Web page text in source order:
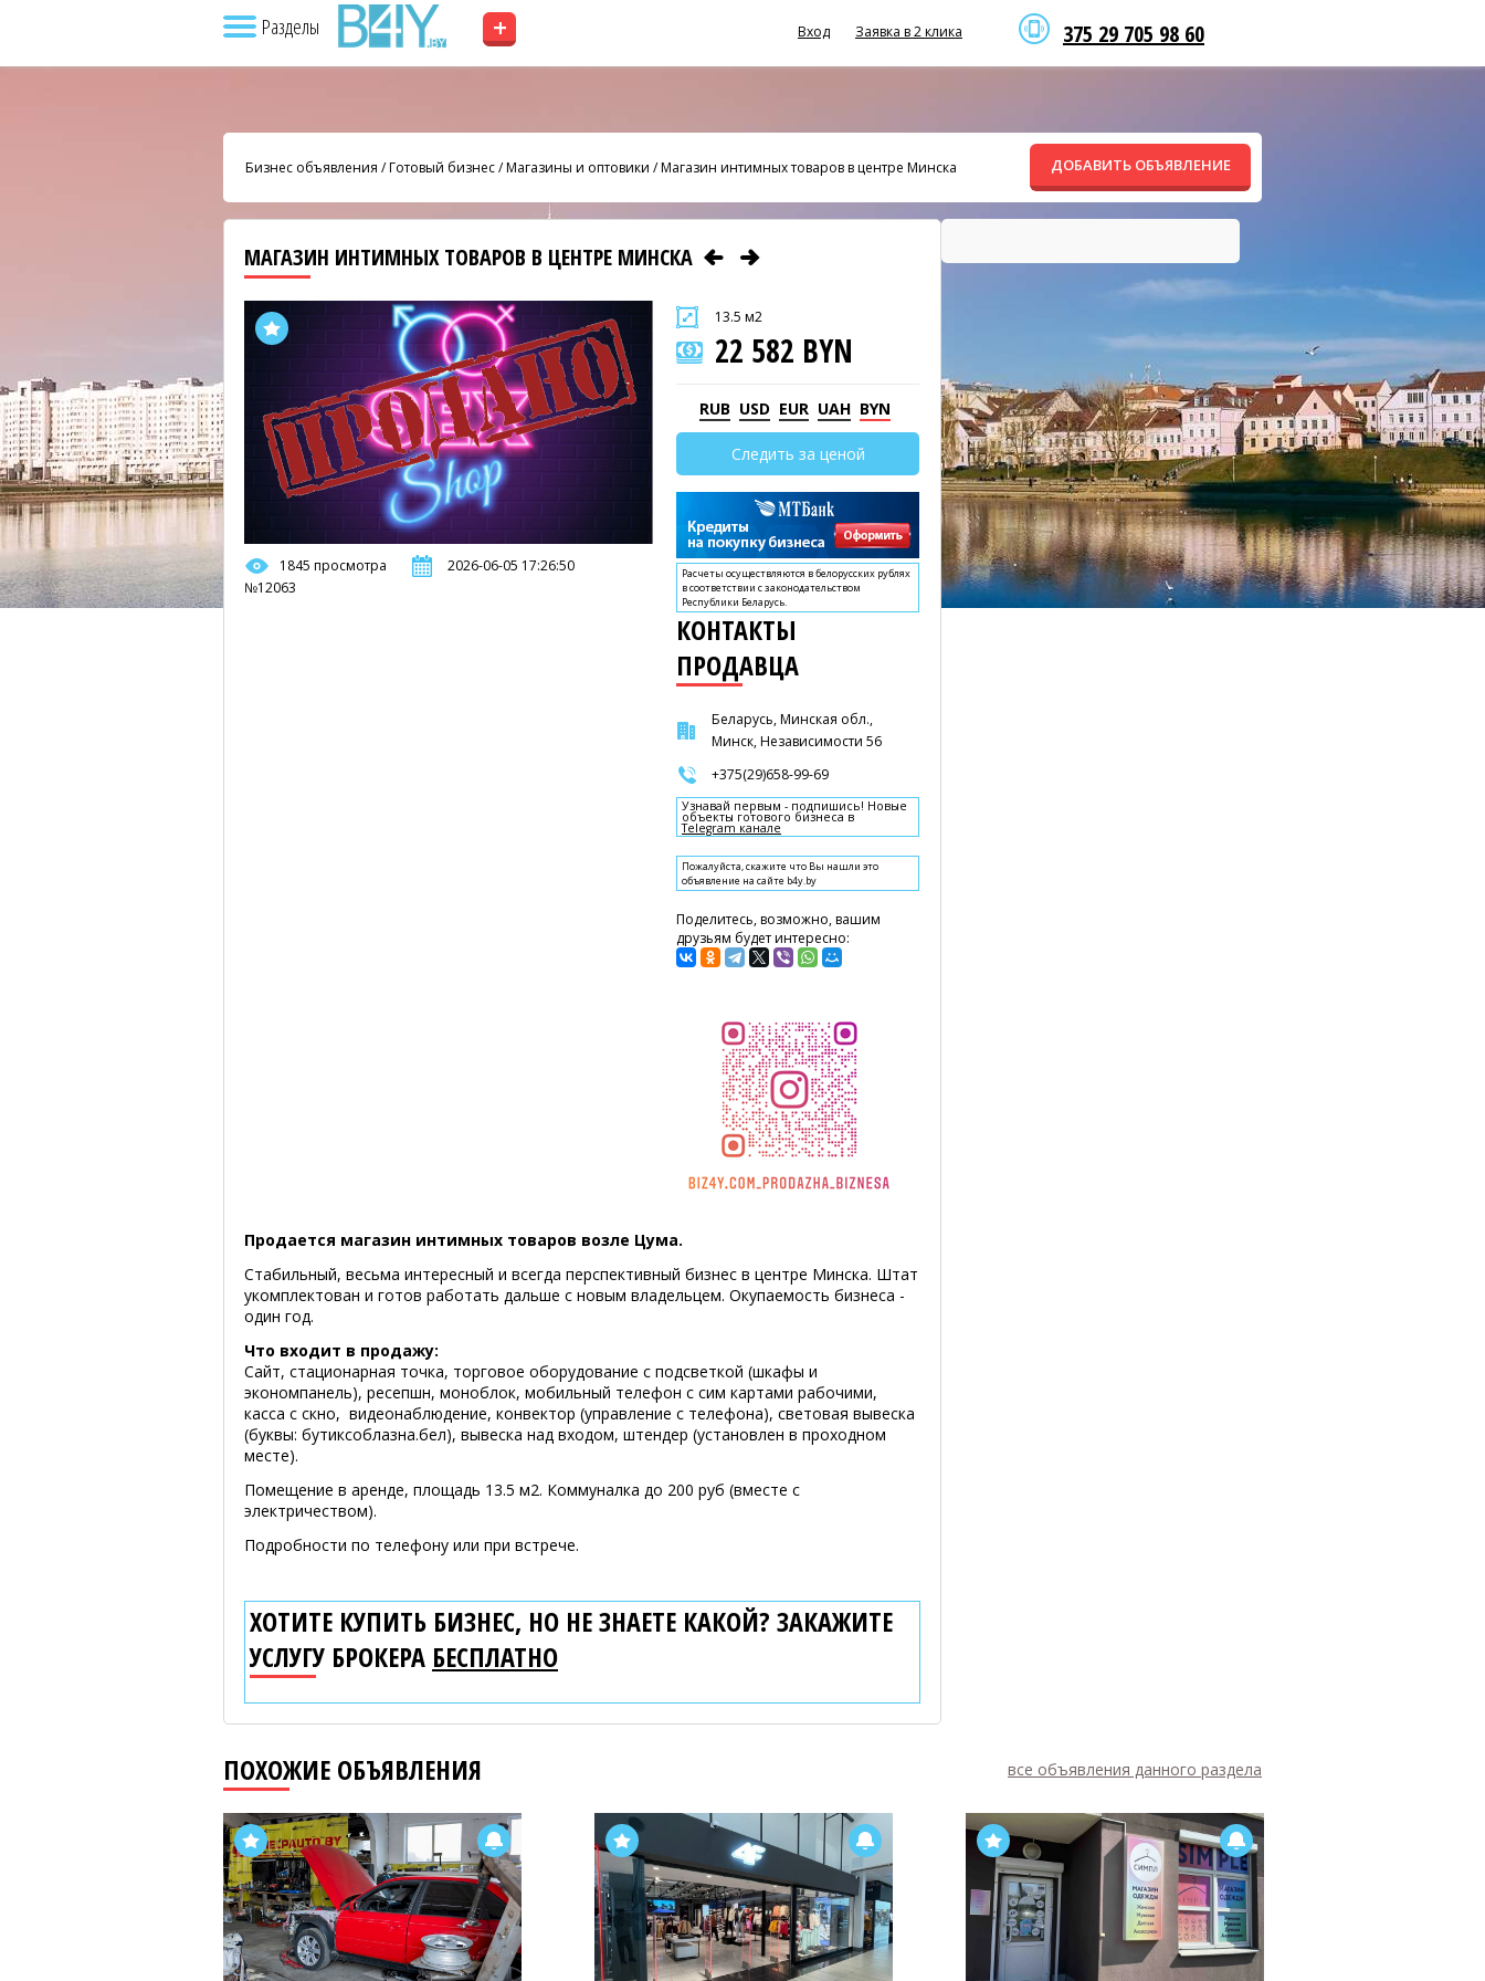
Разделы + 375 29 705 98 60
Вход Заявка в 2 клика
Бизнес объявления /Готовый бизнес/Магазины и оптовики /Магазин интимных товаров в центре Минска ДОБАВИТЬ ОБЪЯВЛЕНИЕ
МАГАЗИН ИНТИМНЫХ ТОВАРОВ В ЦЕНТРЕ МИНСКА
1845 просмотра
2026-06-05 17:26:50
№12063
13.5 м2
22 582 BYN
RUB USD EUR UAH BYN
Следить за ценой
Расчеты осуществляются в белорусских рублях
в соответствии с законодательством
Республики Беларусь.
КОНТАКТЫ
ПРОДАВЦА
Беларусь, Минская обл.,
Минск, Независимости 56
+375(29)658-99-69
Узнавай первым - подпишись! Новые
объекты готового бизнеса в
Telegram канале
Пожалуйста, скажите что Вы нашли это
объявление на сайте b4y.by
Поделитесь, возможно, вашим
друзьям будет интересно:
Продается магазин интимных товаров возле Цума.
Стабильный, весьма интересный и всегда перспективный бизнес в центре Минска. Штат
укомплектован и готов работать дальше с новым владельцем. Окупаемость бизнеса -
один год.
Что входит в продажу:
Сайт, стационарная точка, торговое оборудование с подсветкой (шкафы и
экономпанель), ресепшн, моноблок, мобильный телефон с сим картами рабочими,
касса с скно, видеонаблюдение, конвектор (управление с телефона), световая вывеска
(буквы: бутиксоблазна.бел), вывеска над входом, штендер (установлен в проходном
месте).
Помещение в аренде, площадь 13.5 м2. Коммуналка до 200 руб (вместе с
электричеством).
Подробности по телефону или при встрече.
ХОТИТЕ КУПИТЬ БИЗНЕС, НО НЕ ЗНАЕТЕ КАКОЙ? ЗАКАЖИТЕ
УСЛУГУ БРОКЕРА БЕСПЛАТНО
ПОХОЖИЕ ОБЪЯВЛЕНИЯ все объявления данного раздела